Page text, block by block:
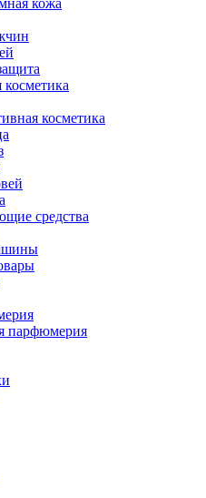
кожа
косметика
косметика
средства
парфюмерия